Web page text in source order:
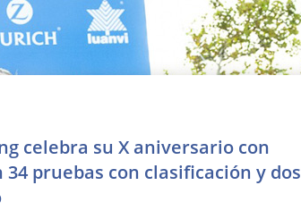
celebra su X aniversario con
34 pruebas con clasificación y dos